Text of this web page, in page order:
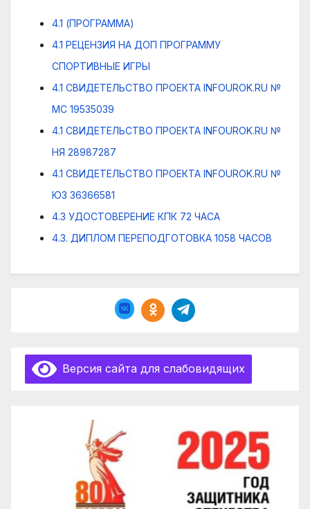
4.1 (ПРОГРАММА)
4.1 РЕЦЕНЗИЯ НА ДОП ПРОГРАММУ
СПОРТИВНЫЕ ИГРЫ
4.1 СВИДЕТЕЛЬСТВО ПРОЕКТА INFOUROK.RU №
МС 19535039
4.1 СВИДЕТЕЛЬСТВО ПРОЕКТА INFOUROK.RU №
НЯ 28987287
4.1 СВИДЕТЕЛЬСТВО ПРОЕКТА INFOUROK.RU №
ЮЗ 36366581
4.3 УДОСТОВЕРЕНИЕ КПК 72 ЧАСА
4.3. ДИПЛОМ ПЕРЕПОДГОТОВКА 1058 ЧАСОВ
Версия сайта для слабовидящих